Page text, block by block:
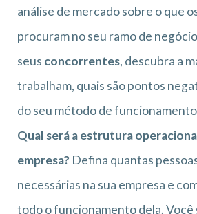
análise de mercado sobre o que
procuram no seu ramo de
seus concorrentes, descubra a
trabalham, quais são pontos
do seu método de
Qual será a estrutura
empresa? Defina quantas
necessárias na sua empresa e
todo o funcionamento dela. Você